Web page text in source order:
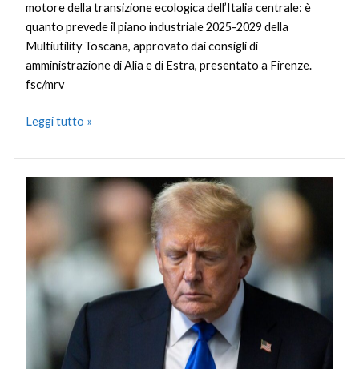
motore della transizione ecologica dell’Italia centrale: è
quanto prevede il piano industriale 2025-2029 della
Multiutility Toscana, approvato dai consigli di
amministrazione di Alia e di Estra, presentato a Firenze.
fsc/mrv
Leggi tutto »
Trump
annuncia
tariffe
del
25%